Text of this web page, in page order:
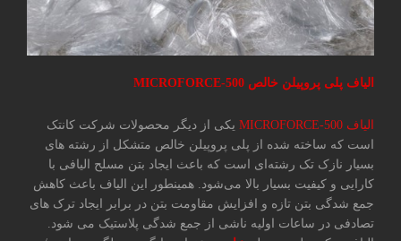
الیاف پلی پروپیلن خالص MICROFORCE-500
الیاف MICROFORCE-500
یکی از دیگر محصولات شرکت کانتک
است که ساخته شده از پلی پروپیلن خالص متشکل از رشته های
بسیار نازک تک رشته‌ای است که باعث ایجاد بتن مسلح الیافی با
کارایی و کیفیت بسیار بالا می‌شود. همینطور این الیاف باعث کاهش
جمع شدگی بتن تازه و افزایش مقاومت بتن در برابر ایجاد ترک های
تصادفی در ساعات اولیه ناشی از جمع شدگی پلاستیک می شود.